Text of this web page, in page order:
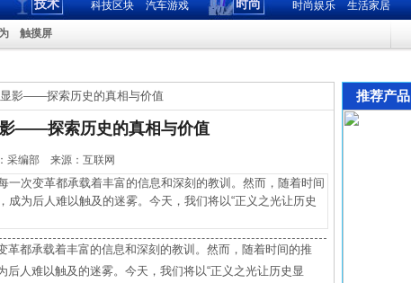
技术
科技区块
汽车游戏
时尚
时尚娱乐
生活家居
触摸屏
影——探索历史的真相与价值
——探索历史的真相与价值
采编部 来源：互联网
次变革都承载着丰富的信息和深刻的教训。然而，随着时间
为后人难以触及的迷雾。今天，我们将以“正义之光让历史
革都承载着丰富的信息和深刻的教训。然而，随着时间的推
人难以触及的迷雾。今天，我们将以“正义之光让历史显
推荐产品